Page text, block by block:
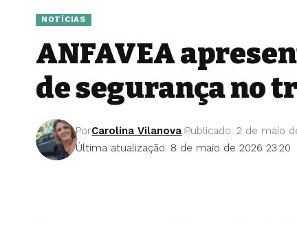
NOTÍCIAS
ANFAVEA
de segurança no
Última atualização: 8 de maio de 2026 23:20
PorCarolina Vilanova Publicado: 2 de maio